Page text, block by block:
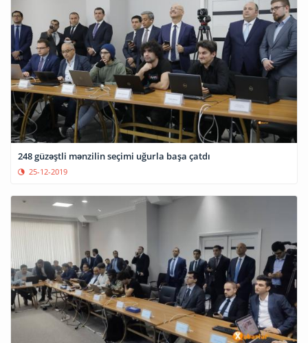
248 güzəştli mənzilin seçimi uğurla başa çatdı
25-12-2019